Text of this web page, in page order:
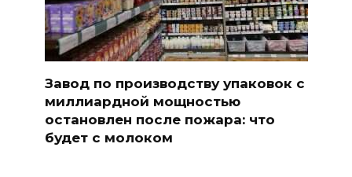
Завод по производству упаковок с
миллиардной мощностью
остановлен после пожара: что
будет с молоком